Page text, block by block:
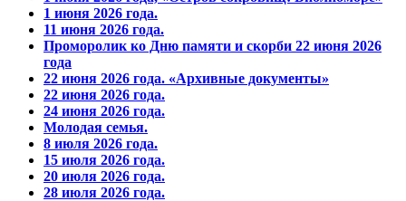
1 июня 2026 года.
11 июня 2026 года.
Проморолик ко Дню памяти и скорби 22 июня 2026
года
22 июня 2026 года. «Архивные документы»
22 июня 2026 года.
24 июня 2026 года.
Молодая семья.
8 июля 2026 года.
15 июля 2026 года.
20 июля 2026 года.
28 июля 2026 года.